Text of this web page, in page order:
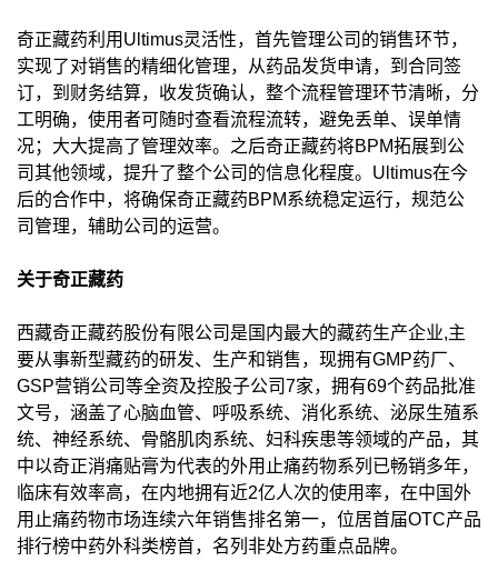
奇正藏药利用Ultimus灵活性，首先管理公司的销售环节，
实现了对销售的精细化管理，从药品发货申请，到合同签
订，到财务结算，收发货确认，整个流程管理环节清晰，分
工明确，使用者可随时查看流程流转，避免丢单、误单情
况；大大提高了管理效率。之后奇正藏药将BPM拓展到公
司其他领域，提升了整个公司的信息化程度。Ultimus在今
后的合作中，将确保奇正藏药BPM系统稳定运行，规范公
司管理，辅助公司的运营。
关于奇正藏药
西藏奇正藏药股份有限公司是国内最大的藏药生产企业,主
要从事新型藏药的研发、生产和销售，现拥有GMP药厂、
GSP营销公司等全资及控股子公司7家，拥有69个药品批准
文号，涵盖了心脑血管、呼吸系统、消化系统、泌尿生殖系
统、神经系统、骨骼肌肉系统、妇科疾患等领域的产品，其
中以奇正消痛贴膏为代表的外用止痛药物系列已畅销多年，
临床有效率高，在内地拥有近2亿人次的使用率，在中国外
用止痛药物市场连续六年销售排名第一，位居首届OTC产品
排行榜中药外科类榜首，名列非处方药重点品牌。